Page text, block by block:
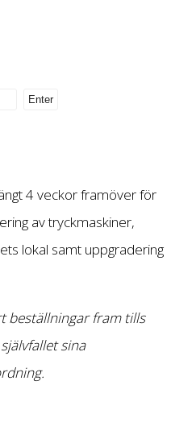
4 veckor framöver för
av tryckmaskiner,
lokal samt uppgradering
beställningar fram tills
sina